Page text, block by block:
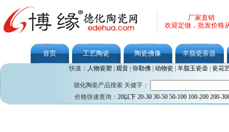
厂家直销
欢迎定做，批发价格
首页 工艺陶瓷 陶瓷佛像 羊脂瓷茶器
快速： 人物瓷塑 观音| 弥勒佛| 动物瓷| 羊脂玉瓷壶| 瓷花
德化陶瓷产品搜索 关健字：
价格快速查询： 20以下 20-30 30-50 50-100 100-200 200-